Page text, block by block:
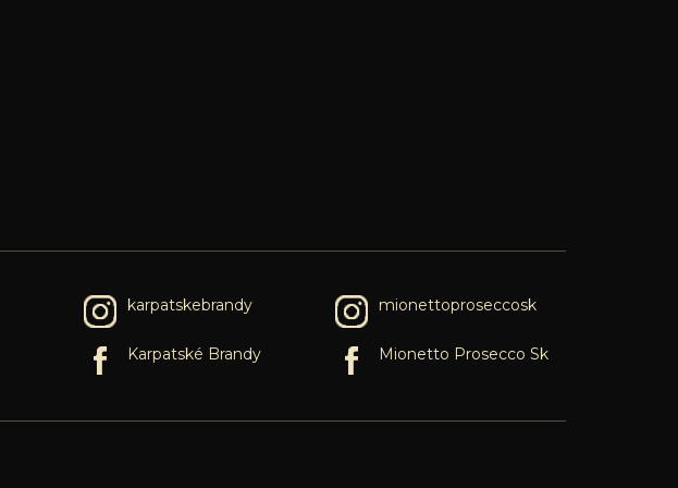
karpatskebrandy
Karpatské Brandy
mionettoproseccosk
Mionetto Prosecco Sk